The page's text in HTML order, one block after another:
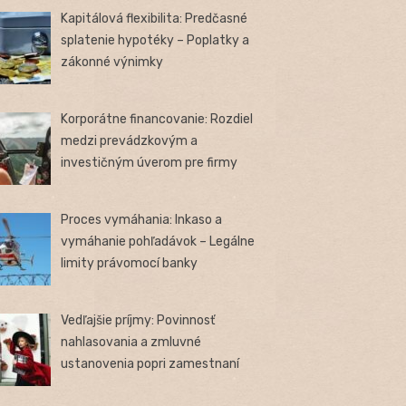
Kapitálová flexibilita: Predčasné
splatenie hypotéky – Poplatky a
zákonné výnimky
Korporátne financovanie: Rozdiel
medzi prevádzkovým a
investičným úverom pre firmy
Proces vymáhania: Inkaso a
vymáhanie pohľadávok – Legálne
limity právomocí banky
Vedľajšie príjmy: Povinnosť
nahlasovania a zmluvné
ustanovenia popri zamestnaní